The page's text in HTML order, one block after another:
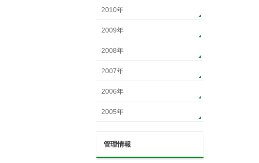
2010年
2009年
2008年
2007年
2006年
2005年
管理情報